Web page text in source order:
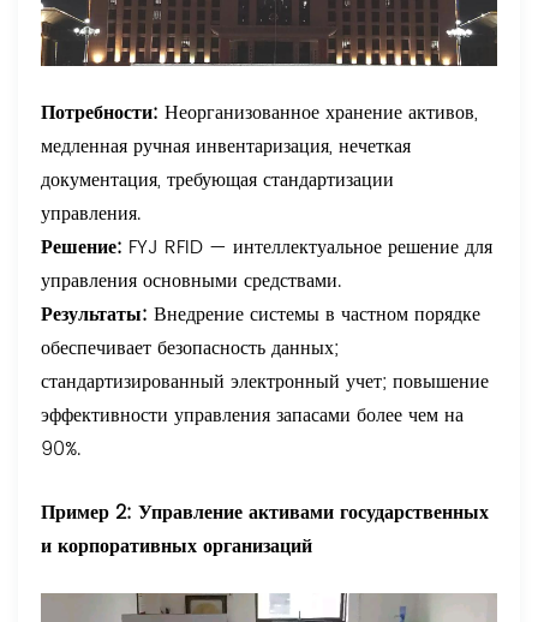
Потребности:Неорганизованное хранение активов,
медленная ручная инвентаризация, нечеткая
документация, требующая стандартизации
управления.
Решение: FYJ RFID — интеллектуальное решение для
управления основными средствами.
Результаты:Внедрение системы в частном порядке
обеспечивает безопасность данных;
стандартизированный электронный учет; повышение
эффективности управления запасами более чем на
90%.
Пример 2: Управление активами государственных
и корпоративных организаций